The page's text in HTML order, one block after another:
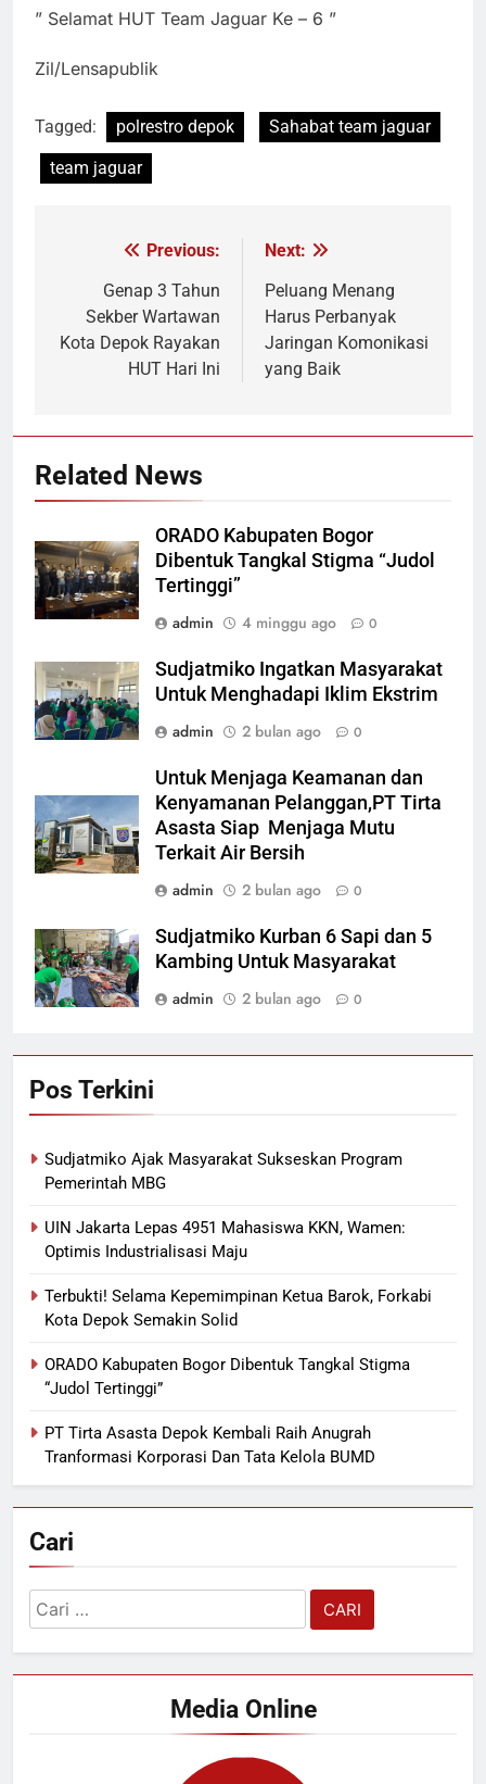
” Selamat HUT Team Jaguar Ke – 6 ”
Zil/Lensapublik
Tagged: polrestro depok
Sahabat team jaguar
team jaguar
NavigasiPrevious:
Genap 3 Tahun
Sekber Wartawan
Kota Depok Rayakan
HUT Hari Ini
Next:
Peluang Menang
Harus Perbanyak
Jaringan Komonikasi
yang Baik
Related News
ORADO Kabupaten Bogor
Dibentuk Tangkal Stigma “Judol
Tertinggi”
admin
4 minggu ago 0
Sudjatmiko Ingatkan Masyarakat
Untuk Menghadapi Iklim Ekstrim
admin
2 bulan ago 0
Untuk Menjaga Keamanan dan
Kenyamanan Pelanggan,PT Tirta
Asasta Siap Menjaga Mutu
Terkait Air Bersih
admin
2 bulan ago 0
Sudjatmiko Kurban 6 Sapi dan 5
Kambing Untuk Masyarakat
admin
2 bulan ago 0
Pos Terkini
Sudjatmiko Ajak Masyarakat Sukseskan Program
Pemerintah MBG
UIN Jakarta Lepas 4951 Mahasiswa KKN, Wamen:
Optimis Industrialisasi Maju
Terbukti! Selama Kepemimpinan Ketua Barok, Forkabi
Kota Depok Semakin Solid
ORADO Kabupaten Bogor Dibentuk Tangkal Stigma
“Judol Tertinggi”
PT Tirta Asasta Depok Kembali Raih Anugrah
Tranformasi Korporasi Dan Tata Kelola BUMD
Cari
Cari
untuk:
Media Online